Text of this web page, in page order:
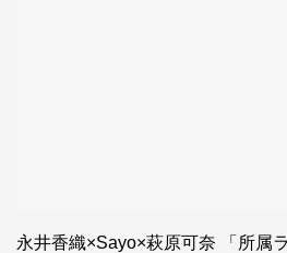
永井香織×Sayo×萩原可奈 「所属